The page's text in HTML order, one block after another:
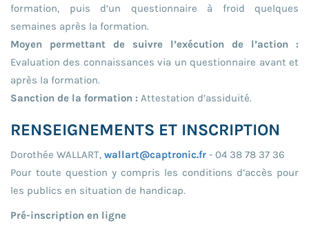
formation, puis d’un questionnaire à froid quelques
semaines après la formation.
Moyen permettant de suivre l’exécution de l’action :
Evaluation des connaissances via un questionnaire avant et
après la formation.
Sanction de la formation : Attestation d’assiduité.
RENSEIGNEMENTS ET INSCRIPTION
Dorothée WALLART, wallart@captronic.fr - 04 38 78 37 36
Pour toute question y compris les conditions d’accès pour
les publics en situation de handicap.
Pré-inscription en ligne